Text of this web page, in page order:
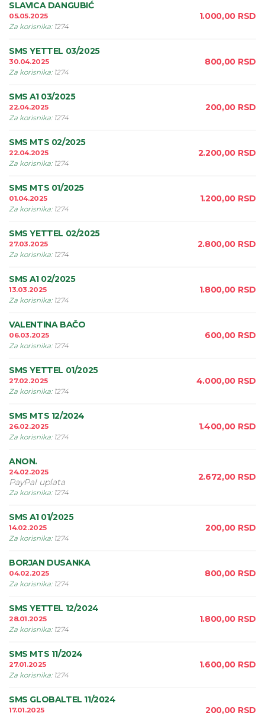
SLAVICA DANGUBIĆ
05.05.2025
Za korisnika: 1274
1.000,00 RSD
SMS YETTEL 03/2025
30.04.2025
Za korisnika: 1274
800,00 RSD
SMS A1 03/2025
22.04.2025
Za korisnika: 1274
200,00 RSD
SMS MTS 02/2025
22.04.2025
Za korisnika: 1274
2.200,00 RSD
SMS MTS 01/2025
01.04.2025
Za korisnika: 1274
1.200,00 RSD
SMS YETTEL 02/2025
27.03.2025
Za korisnika: 1274
2.800,00 RSD
SMS A1 02/2025
13.03.2025
Za korisnika: 1274
1.800,00 RSD
VALENTINA BAČO
06.03.2025
Za korisnika: 1274
600,00 RSD
SMS YETTEL 01/2025
27.02.2025
Za korisnika: 1274
4.000,00 RSD
SMS MTS 12/2024
26.02.2025
Za korisnika: 1274
1.400,00 RSD
ANON.
24.02.2025
PayPal uplata
Za korisnika: 1274
2.672,00 RSD
SMS A1 01/2025
14.02.2025
Za korisnika: 1274
200,00 RSD
BORJAN DUSANKA
04.02.2025
Za korisnika: 1274
800,00 RSD
SMS YETTEL 12/2024
28.01.2025
Za korisnika: 1274
1.800,00 RSD
SMS MTS 11/2024
27.01.2025
Za korisnika: 1274
1.600,00 RSD
SMS GLOBALTEL 11/2024
17.01.2025
200,00 RSD